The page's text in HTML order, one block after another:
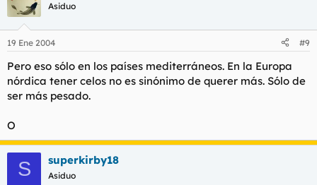
Asiduo
19 Ene 2004 #9
Pero eso sólo en los países mediterráneos. En la Europa
nórdica tener celos no es sinónimo de querer más. Sólo de
ser más pesado.
O
S superkirby18
Asiduo